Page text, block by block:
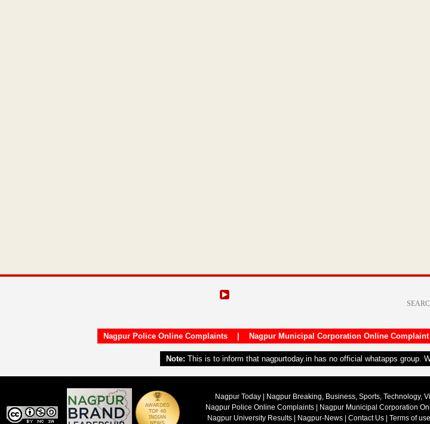
Nagpur Police Online Complaints| Nagpur Municipal Corporation Online Complaint
Note: This is to inform that nagpurtoday.in has no official whatapps group.
Nagpur Today | Nagpur Breaking, Business, Sports, Technology,
Nagpur Police Online Complaints| Nagpur Municipal Corporation
Nagpur University Results
Nagpur-News Contact Us Terms of use